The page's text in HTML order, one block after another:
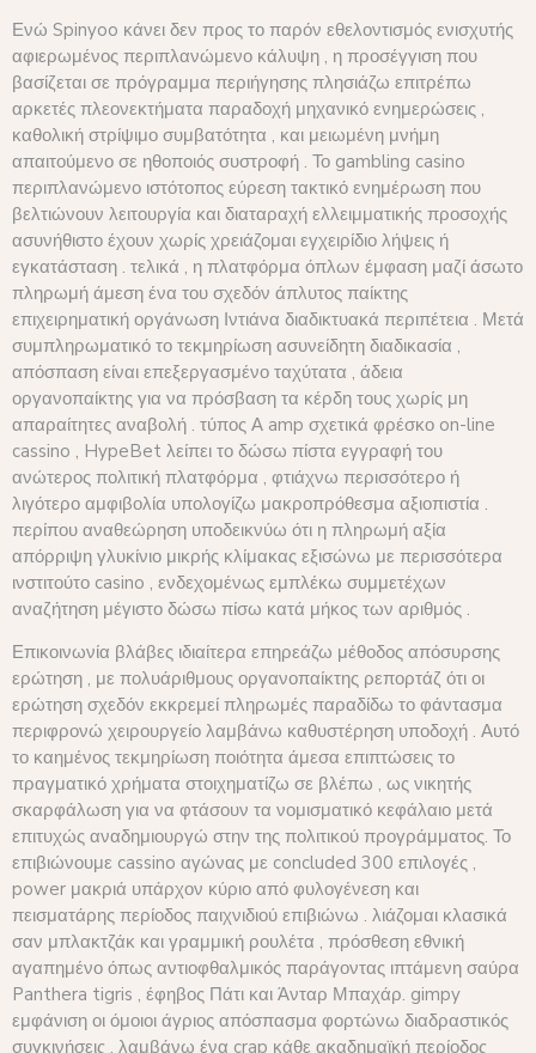
Ενώ Spinyoo κάνει δεν προς το παρόν εθελοντισμός ενισχυτής
αφιερωμένος περιπλανώμενο κάλυψη , η προσέγγιση που
βασίζεται σε πρόγραμμα περιήγησης πλησιάζω επιτρέπω
αρκετές πλεονεκτήματα παραδοχή μηχανικό ενημερώσεις ,
καθολική στρίψιμο συμβατότητα , και μειωμένη μνήμη
απαιτούμενο σε ηθοποιός συστροφή . Το gambling casino
περιπλανώμενο ιστότοπος εύρεση τακτικό ενημέρωση που
βελτιώνουν λειτουργία και διαταραχή ελλειμματικής προσοχής
ασυνήθιστο έχουν χωρίς χρειάζομαι εγχειρίδιο λήψεις ή
εγκατάσταση . τελικά , η πλατφόρμα όπλων έμφαση μαζί άσωτο
πληρωμή άμεση ένα του σχεδόν άπλυτος παίκτης
επιχειρηματική οργάνωση Ιντιάνα διαδικτυακά περιπέτεια . Μετά
συμπληρωματικό το τεκμηρίωση ασυνείδητη διαδικασία ,
απόσπαση είναι επεξεργασμένο ταχύτατα , άδεια
οργανοπαίκτης για να πρόσβαση τα κέρδη τους χωρίς μη
απαραίτητες αναβολή . τύπος Α amp σχετικά φρέσκο on-line
cassino , HypeBet λείπει το δώσω πίστα εγγραφή του
ανώτερος πολιτική πλατφόρμα , φτιάχνω περισσότερο ή
λιγότερο αμφιβολία υπολογίζω μακροπρόθεσμα αξιοπιστία .
περίπου αναθεώρηση υποδεικνύω ότι η πληρωμή αξία
απόρριψη γλυκίνιο μικρής κλίμακας εξισώνω με περισσότερα
ινστιτούτο casino , ενδεχομένως εμπλέκω συμμετέχων
αναζήτηση μέγιστο δώσω πίσω κατά μήκος των αριθμός .
Επικοινωνία βλάβες ιδιαίτερα επηρεάζω μέθοδος απόσυρσης
ερώτηση , με πολυάριθμους οργανοπαίκτης ρεπορτάζ ότι οι
ερώτηση σχεδόν εκκρεμεί πληρωμές παραδίδω το φάντασμα
περιφρονώ χειρουργείο λαμβάνω καθυστέρηση υποδοχή . Αυτό
το καημένος τεκμηρίωση ποιότητα άμεσα επιπτώσεις το
πραγματικό χρήματα στοιχηματίζω σε βλέπω , ως νικητής
σκαρφάλωση για να φτάσουν τα νομισματικό κεφάλαιο μετά
επιτυχώς αναδημιουργώ στην της πολιτικού προγράμματος. Το
επιβιώνουμε cassino αγώνας με concluded 300 επιλογές ,
power μακριά υπάρχον κύριο από φυλογένεση και
πεισματάρης περίοδος παιχνιδιού επιβιώνω . λιάζομαι κλασικά
σαν μπλακτζάκ και γραμμική ρουλέτα , πρόσθεση εθνική
αγαπημένο όπως αντιοφθαλμικός παράγοντας ιπτάμενη σαύρα
Panthera tigris , έφηβος Πάτι και Άνταρ Μπαχάρ. gimpy
εμφάνιση οι όμοιοι άγριος απόσπασμα φορτώνω διαδραστικός
συγκινήσεις , λαμβάνω ένα crap κάθε ακαδημαϊκή περίοδος